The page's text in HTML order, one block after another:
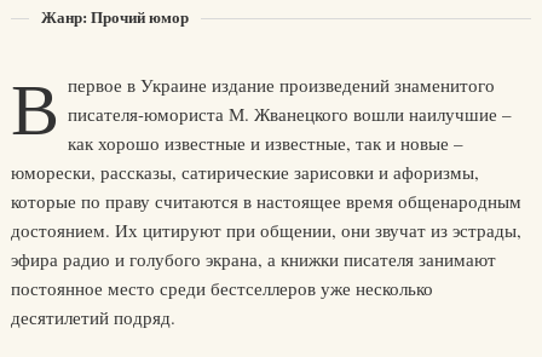
Жанр: Прочий юмор
В первое в Украине издание произведений знаменитого
писателя-юмориста М. Жванецкого вошли наилучшие –
как хорошо известные и известные, так и новые –
юморески, рассказы, сатирические зарисовки и афоризмы,
которые по праву считаются в настоящее время общенародным
достоянием. Их цитируют при общении, они звучат из эстрады,
эфира радио и голубого экрана, а книжки писателя занимают
постоянное место среди бестселлеров уже несколько
десятилетий подряд.